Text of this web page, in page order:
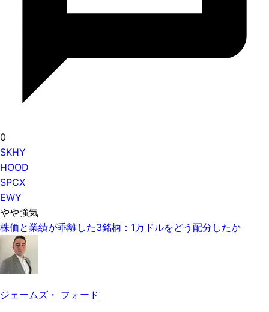
0
SKHY
HOOD
SPCX
EWY
やや強気
株価と業績が乖離した3銘柄：1万ドルをどう配分したか
ジェームズ・ フォード